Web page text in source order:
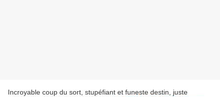
Incroyable coup du sort, stupéfiant et funeste destin, juste